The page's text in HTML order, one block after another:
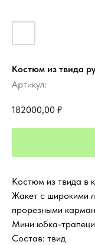
Костюм из твида
Артикул:
182000,00 ₽
Костюм из твида в
Жакет с широкими
прорезными
Мини юбка-
Состав: твид